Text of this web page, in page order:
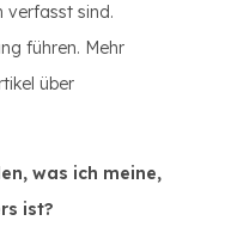
verfasst sind.
führen. Mehr
über
was ich meine,
ist?